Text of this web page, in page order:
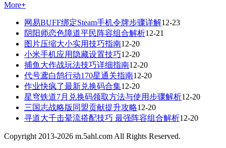
More+
网易BUFF绑定Steam手机令牌步骤详解12-23
阴阳师恋色障道平民阵容组合解析12-21
图片压缩大小实用技巧指南12-20
小米手机应用隐藏设置技巧12-20
捕鱼大作战玩法技巧详细指南12-20
代号鸢白鹄行动170星通关指南12-20
作业快疯了最新兑换码合集12-20
星穹铁道7月兑换码领取方法与使用步骤解析12-20
三国志战略版同盟贡献提升攻略12-20
寻道大千击晕流搭配技巧 最强阵容组合解析12-20
Copyright 2013-2026 m.5ahl.com All Rights Reserved.